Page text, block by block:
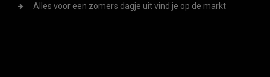
Alles voor een zomers dagje uit vind je op de markt